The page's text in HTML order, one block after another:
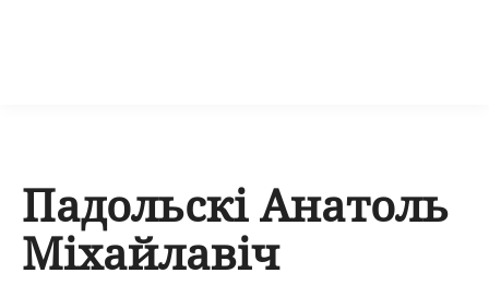
Падольскі Анатоль
Міхайлавіч